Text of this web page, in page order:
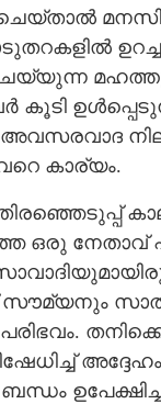
ചെയ്താൽ
അവസരവാദ
കാര്യം.
ഒരു നേതാവ്
സൗമ്യനും